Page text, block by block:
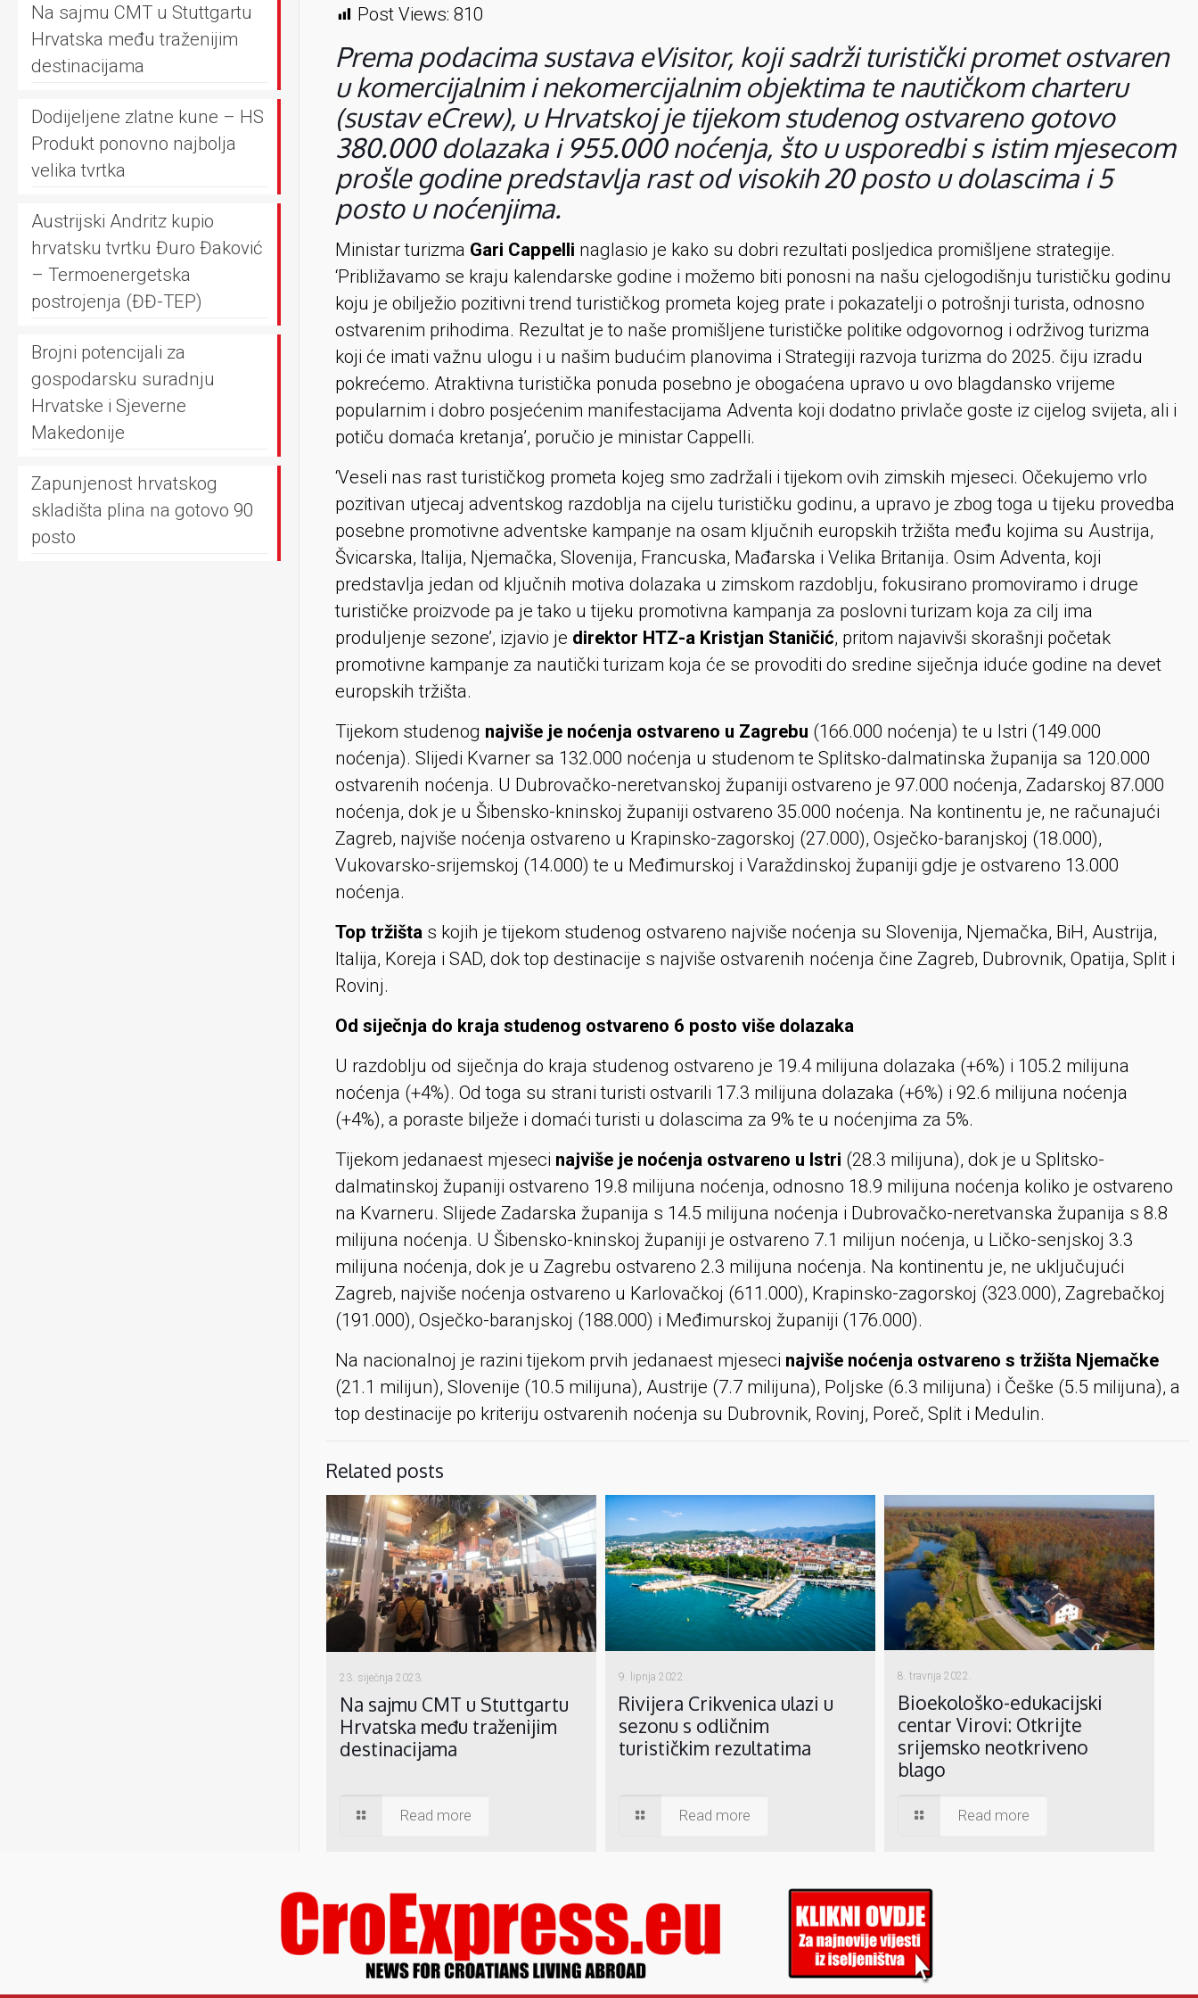
Post Views: 810
Prema podacima sustava eVisitor, koji sadrži turistički promet ostvaren
u komercijalnim i nekomercijalnim objektima te nautičkom charteru
(sustav eCrew), u Hrvatskoj je tijekom studenog ostvareno gotovo
380.000 dolazaka i 955.000 noćenja, što u usporedbi s istim mjesecom
prošle godine predstavlja rast od visokih 20 posto u dolascima i 5
posto u noćenjima.
Ministar turizma Gari Cappelli naglasio je kako su dobri rezultati posljedica promišljene strategije.
‘Približavamo se kraju kalendarske godine i možemo biti ponosni na našu cjelogodišnju turističku godinu
koju je obilježio pozitivni trend turističkog prometa kojeg prate i pokazatelji o potrošnji turista, odnosno
ostvarenim prihodima. Rezultat je to naše promišljene turističke politike odgovornog i održivog turizma
koji će imati važnu ulogu i u našim budućim planovima i Strategiji razvoja turizma do 2025. čiju izradu
pokrećemo. Atraktivna turistička ponuda posebno je obogaćena upravo u ovo blagdansko vrijeme
popularnim i dobro posjećenim manifestacijama Adventa koji dodatno privlače goste iz cijelog svijeta, ali i
potiču domaća kretanja’, poručio je ministar Cappelli.
‘Veseli nas rast turističkog prometa kojeg smo zadržali i tijekom ovih zimskih mjeseci. Očekujemo vrlo
pozitivan utjecaj adventskog razdoblja na cijelu turističku godinu, a upravo je zbog toga u tijeku provedba
posebne promotivne adventske kampanje na osam ključnih europskih tržišta među kojima su Austrija,
Švicarska, Italija, Njemačka, Slovenija, Francuska, Mađarska i Velika Britanija. Osim Adventa, koji
predstavlja jedan od ključnih motiva dolazaka u zimskom razdoblju, fokusirano promoviramo i druge
turističke proizvode pa je tako u tijeku promotivna kampanja za poslovni turizam koja za cilj ima
produljenje sezone’, izjavio je direktor HTZ-a Kristjan Staničić, pritom najavivši skorašnji početak
promotivne kampanje za nautički turizam koja će se provoditi do sredine siječnja iduće godine na devet
europskih tržišta.
Tijekom studenog najviše je noćenja ostvareno u Zagrebu (166.000 noćenja) te u Istri (149.000
noćenja). Slijedi Kvarner sa 132.000 noćenja u studenom te Splitsko-dalmatinska županija sa 120.000
ostvarenih noćenja. U Dubrovačko-neretvanskoj županiji ostvareno je 97.000 noćenja, Zadarskoj 87.000
noćenja, dok je u Šibensko-kninskoj županiji ostvareno 35.000 noćenja. Na kontinentu je, ne računajući
Zagreb, najviše noćenja ostvareno u Krapinsko-zagorskoj (27.000), Osječko-baranjskoj (18.000),
Vukovarsko-srijemskoj (14.000) te u Međimurskoj i Varaždinskoj županiji gdje je ostvareno 13.000
noćenja.
Top tržištas kojih je tijekom studenog ostvareno najviše noćenja su Slovenija, Njemačka, BiH, Austrija,
Italija, Koreja i SAD, dok top destinacije s najviše ostvarenih noćenja čine Zagreb, Dubrovnik, Opatija, Split i
Rovinj.
Od siječnja do kraja studenog ostvareno 6 posto više dolazaka
U razdoblju od siječnja do kraja studenog ostvareno je 19.4 milijuna dolazaka (+6%) i 105.2 milijuna
noćenja (+4%). Od toga su strani turisti ostvarili 17.3 milijuna dolazaka (+6%) i 92.6 milijuna noćenja
(+4%), a poraste bilježe i domaći turisti u dolascima za 9% te u noćenjima za 5%.
Tijekom jedanaest mjeseci najviše je noćenja ostvareno u Istri (28.3 milijuna), dok je u Splitsko-
dalmatinskoj županiji ostvareno 19.8 milijuna noćenja, odnosno 18.9 milijuna noćenja koliko je ostvareno
na Kvarneru. Slijede Zadarska županija s 14.5 milijuna noćenja i Dubrovačko-neretvanska županija s 8.8
milijuna noćenja. U Šibensko-kninskoj županiji je ostvareno 7.1 milijun noćenja, u Ličko-senjskoj 3.3
milijuna noćenja, dok je u Zagrebu ostvareno 2.3 milijuna noćenja. Na kontinentu je, ne uključujući
Zagreb, najviše noćenja ostvareno u Karlovačkoj (611.000), Krapinsko-zagorskoj (323.000), Zagrebačkoj
(191.000), Osječko-baranjskoj (188.000) i Međimurskoj županiji (176.000).
Na nacionalnoj je razini tijekom prvih jedanaest mjeseci najviše noćenja ostvareno s tržišta Njemačke
(21.1 milijun), Slovenije (10.5 milijuna), Austrije (7.7 milijuna), Poljske (6.3 milijuna) i Češke (5.5 milijuna), a
top destinacije po kriteriju ostvarenih noćenja su Dubrovnik, Rovinj, Poreč, Split i Medulin.
Related posts
23. siječnja 2023.
Na sajmu CMT u Stuttgartu
Hrvatska među traženijim
destinacijama
Read more
9. lipnja 2022.
Rivijera Crikvenica ulazi u
sezonu s odličnim
turističkim rezultatima
Read more
8. travnja 2022.
Bioekološko-edukacijski
centar Virovi: Otkrijte
srijemsko neotkriveno
blago
Read more
Na sajmu CMT u Stuttgartu
Hrvatska među traženijim
destinacijama
Dodijeljene zlatne kune – HS
Produkt ponovno najbolja
velika tvrtka
Austrijski Andritz kupio
hrvatsku tvrtku Đuro Đaković
– Termoenergetska
postrojenja (ĐĐ-TEP)
Brojni potencijali za
gospodarsku suradnju
Hrvatske i Sjeverne
Makedonije
Zapunjenost hrvatskog
skladišta plina na gotovo 90
posto